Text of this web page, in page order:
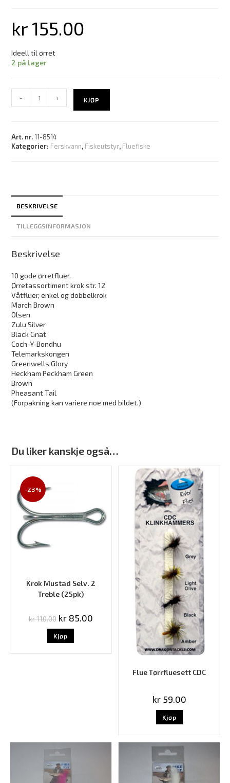
kr155.00
Ideell til ørret
2 på lager
- + KJØP
Art. nr.11-8514
Kategorier: Ferskvann, Fiskeutstyr, Fluefiske
BESKRIVELSE
TILLEGGSINFORMASJON
Beskrivelse
10 gode ørretfluer.
Ørretassortiment krok str. 12
Våtfluer, enkel og dobbelkrok
March Brown
Olsen
Zulu Silver
Black Gnat
Coch-Y-Bondhu
Telemarkskongen
Greenwells Glory
Heckham Peckham Green
Brown
Pheasant Tail
(Forpakning kan variere noe med bildet.)
Du liker kanskje også…
-23%
Krok Mustad Selv. 2
Treble (25pk)
kr110.00 kr85.00
Kjøp
Flue Tørrfluesett CDC
kr59.00
Kjøp